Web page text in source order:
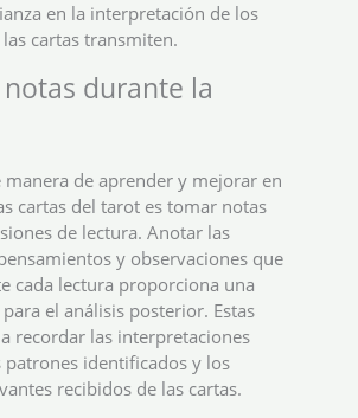
en la interpretación de los
cartas transmiten.
durante la
manera de aprender y mejorar en
cartas del tarot es tomar notas
de lectura. Anotar las
y observaciones que
cada lectura proporciona una
el análisis posterior. Estas
recordar las interpretaciones
patrones identificados y los
recibidos de las cartas.